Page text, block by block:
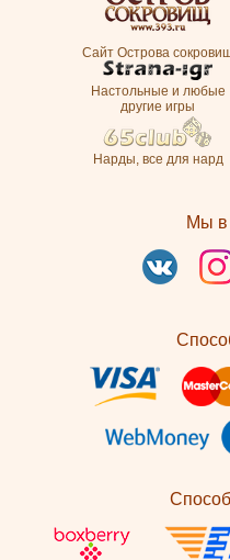
Сайт Острова
Настольные и любые
другие игры
Нарды, все для нард
Мы в